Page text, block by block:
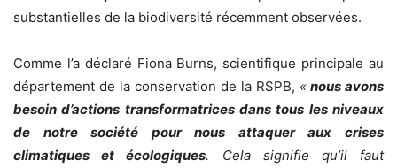
substantielles de la biodiversité récemment observées.
Comme l’a déclaré Fiona Burns, scientifique principale au
département de la conservation de la RSPB, « nous avons
besoin d’actions transformatrices dans tous les niveaux
de notre société pour nous attaquer aux crises
climatiques et écologiques. Cela signifie qu’il faut